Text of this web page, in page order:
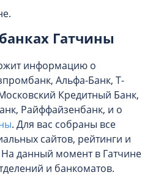
Гатчины
информацию о
Альфа-Банк, Т-
Кредитный Банк,
Райффайзенбанк, и о
. Для вас собраны все
сайтов, рейтинги и
На данный момент в Гатчине
и банкоматов.